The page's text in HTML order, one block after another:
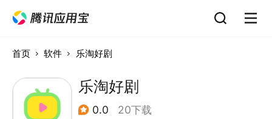
首页 软件 乐淘好剧
乐淘好剧
0.0 20下载